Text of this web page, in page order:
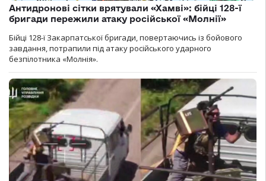
Антидронові сітки врятували «Хамві»: бійці 128-ї
бригади пережили атаку російської «Молнії»
Бійці 128-ї Закарпатської бригади, повертаючись із бойового
завдання, потрапили під атаку російського ударного
безпілотника «Молнія».